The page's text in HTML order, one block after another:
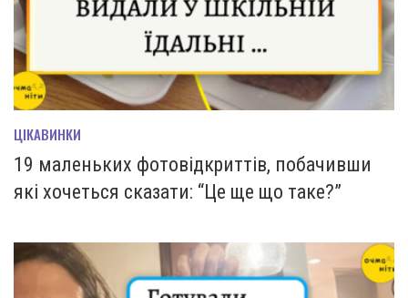
ЦІКАВИНКИ
19 маленьких фотовідкриттів, побачивши
які хочеться сказати: “Це ще що таке?”